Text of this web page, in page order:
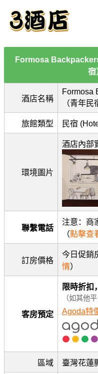
Formosa
宿
酒店名稱
Formosa
（青年民
旅館類型 民宿
環境圖片
酒店內部
聯繫電話
注意：商
（點擊查
訂房價格
今日促銷
情）
客房預定
限時折扣
（如其他
Agoda特
區域 臺灣花蓮